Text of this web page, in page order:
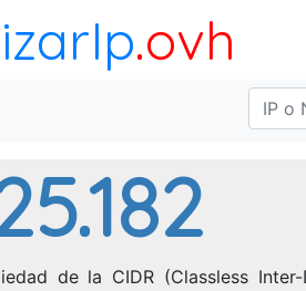
.ovh
de la CIDR (Classless Inter-